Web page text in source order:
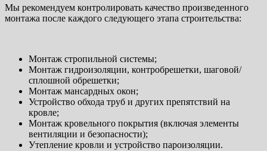
Мы рекомендуем контролировать качество произведенного
монтажа после каждого следующего этапа строительства:
Монтаж стропильной системы;
Монтаж гидроизоляции, контробрешетки, шаговой/
сплошной обрешетки;
Монтаж мансардных окон;
Устройство обхода труб и других препятствий на
кровле;
Монтаж кровельного покрытия (включая элементы
вентиляции и безопасности);
Утепление кровли и устройство пароизоляции.